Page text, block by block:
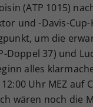
(ATP 1015)
und -Davis-
um die
Doppel 37) und
alles
Uhr MEZ auf
wären noch die